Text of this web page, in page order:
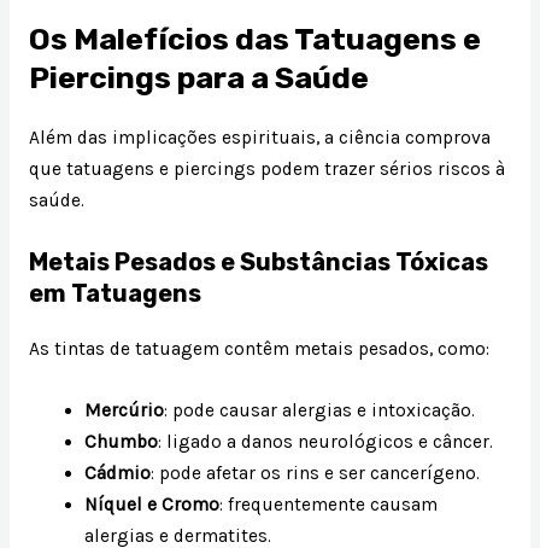
Os Malefícios das Tatuagens e
Piercings para a Saúde
Além das implicações espirituais, a ciência comprova
que tatuagens e piercings podem trazer sérios riscos à
saúde.
Metais Pesados e Substâncias Tóxicas
em Tatuagens
As tintas de tatuagem contêm metais pesados, como:
Mercúrio: pode causar alergias e intoxicação.
Chumbo: ligado a danos neurológicos e câncer.
Cádmio: pode afetar os rins e ser cancerígeno.
Níquel e Cromo: frequentemente causam
alergias e dermatites.